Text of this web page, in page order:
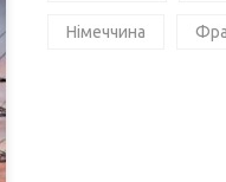
Німеччина